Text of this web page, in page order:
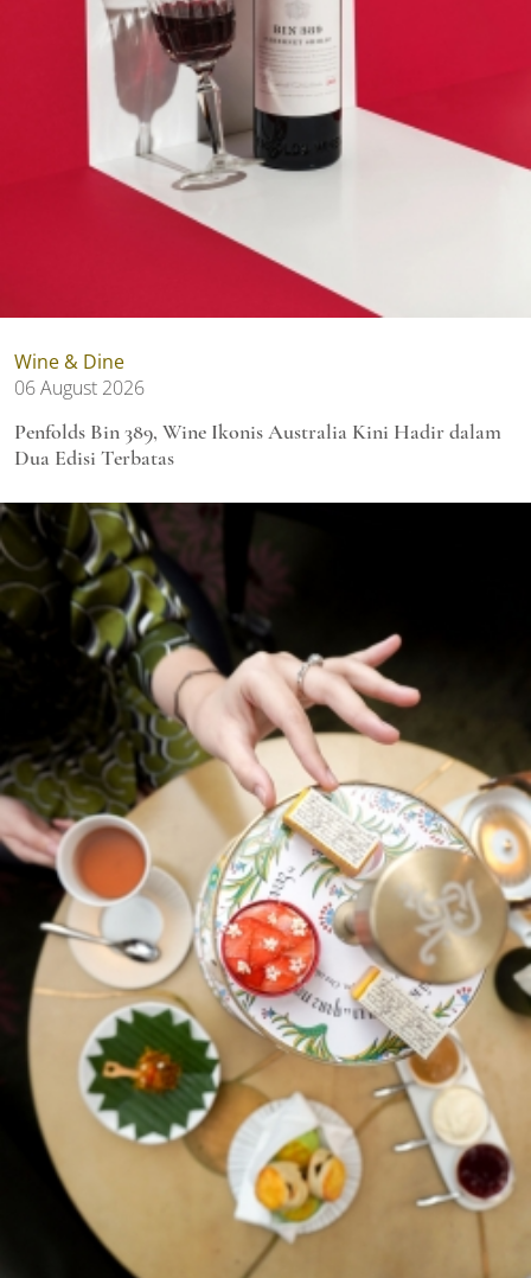
Wine & Dine
06 August 2026
Penfolds Bin 389, Wine Ikonis Australia Kini Hadir dalam
Dua Edisi Terbatas